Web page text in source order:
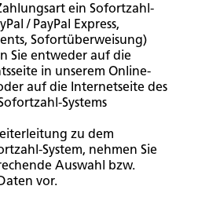
ein Sofortzahl-
/ PayPal Express,
Sofortüberweisung)
Sie entweder auf die
in unserem Online-
auf die Internetseite des
Systems
zu dem
System, nehmen Sie
Auswahl bzw.
vor.